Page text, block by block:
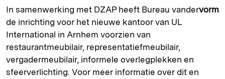
In samenwerking met DZAP heeft Bureau vandervorm
de inrichting voor het nieuwe kantoor van UL
International in Arnhem voorzien van
restaurantmeubilair, representatiefmeubilair,
vergadermeubilair, informele overlegplekken en
sfeerverlichting. Voor meer informatie over dit en